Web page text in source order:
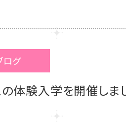
ログ
の体験入学を開催しま